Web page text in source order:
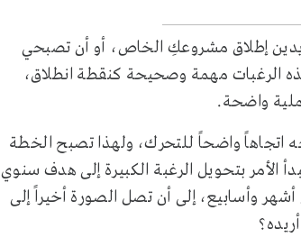
إطلاق مشروعكِ الخاص، أو أن تصبحي
الرغبات مهمة وصحيحة كنقطة انطلاق،
واضحة.
اتجاهاً واضحاً للتحرك، ولهذا تصبح الخطة
الأمر بتحويل الرغبة الكبيرة إلى هدف سنوي
وأسابيع، إلى أن تصل الصورة أخيراً إلى